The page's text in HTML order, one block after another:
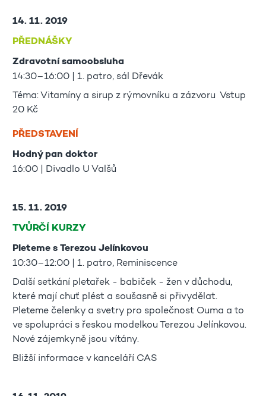
14. 11. 2019
PŘEDNÁŠKY
Zdravotní samoobsluha
14:30–16:00 | 1. patro, sál Dřevák
Téma: Vitamíny a sirup z rýmovníku a zázvoru Vstup
20 Kč
PŘEDSTAVENÍ
Hodný pan doktor
16:00 | Divadlo U Valšů
15. 11. 2019
TVŮRČÍ KURZY
Pleteme s Terezou Jelínkovou
10:30–12:00 | 1. patro, Reminiscence
Další setkání pletařek - babiček - žen v důchodu,
které mají chuť plést a soušasně si přivydělat.
Pleteme čelenky a svetry pro společnost Ouma a to
ve spolupráci s řeskou modelkou Terezou Jelínkovou.
Nové zájemkyně jsou vítány.
Bližší informace v kanceláří CAS